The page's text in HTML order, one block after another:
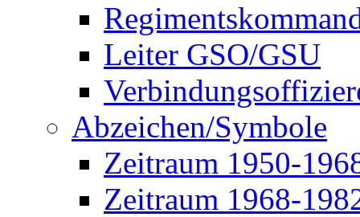
Leiter GSO/GSU
Abzeichen/Symbole
Zeitraum 1950-
Zeitraum 1968-